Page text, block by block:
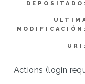
DEPOSITADO:
MODIFICACIÓN:
URI:
Actions (login